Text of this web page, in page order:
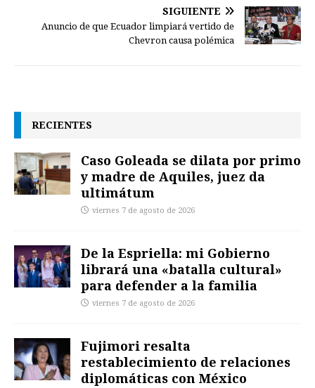
SIGUIENTE
Anuncio de que Ecuador limpiará vertido de
Chevron causa polémica
RECIENTES
Caso Goleada se dilata por primo
y madre de Aquiles, juez da
ultimátum
viernes 7 de agosto de 2026
De la Espriella: mi Gobierno
librará una «batalla cultural»
para defender a la familia
viernes 7 de agosto de 2026
Fujimori resalta
restablecimiento de relaciones
diplomáticas con México